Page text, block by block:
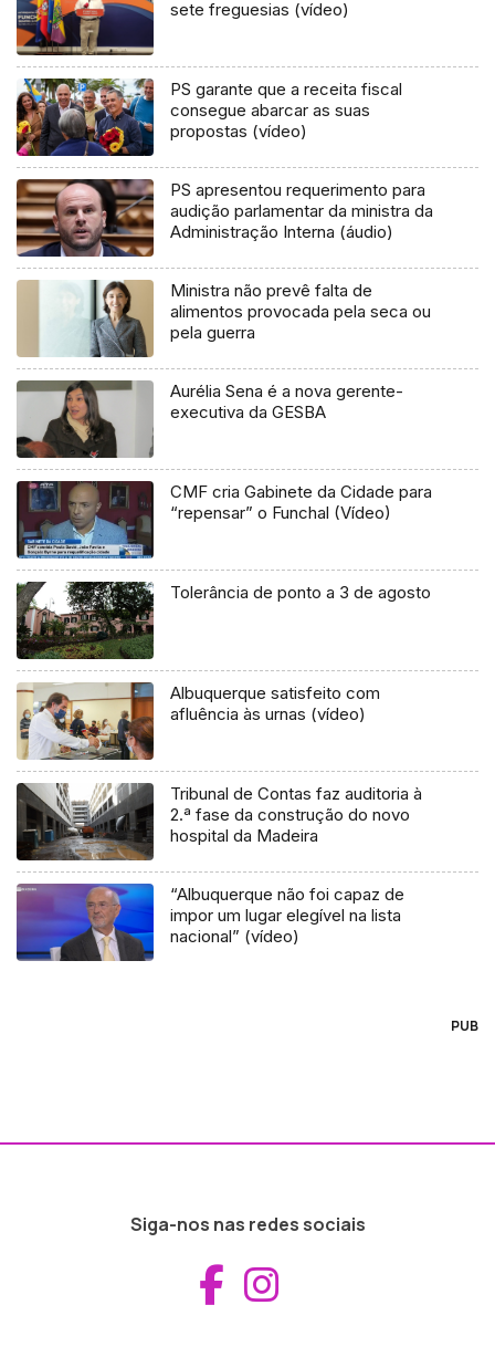
sete freguesias (vídeo)
PS garante que a receita fiscal
consegue abarcar as suas
propostas (vídeo)
PS apresentou requerimento para
audição parlamentar da ministra da
Administração Interna (áudio)
Ministra não prevê falta de
alimentos provocada pela seca ou
pela guerra
Aurélia Sena é a nova gerente-
executiva da GESBA
CMF cria Gabinete da Cidade para
“repensar” o Funchal (Vídeo)
Tolerância de ponto a 3 de agosto
Albuquerque satisfeito com
afluência às urnas (vídeo)
Tribunal de Contas faz auditoria à
2.ª fase da construção do novo
hospital da Madeira
“Albuquerque não foi capaz de
impor um lugar elegível na lista
nacional” (vídeo)
PUB
Siga-nos nas redes sociais
Aceder ao